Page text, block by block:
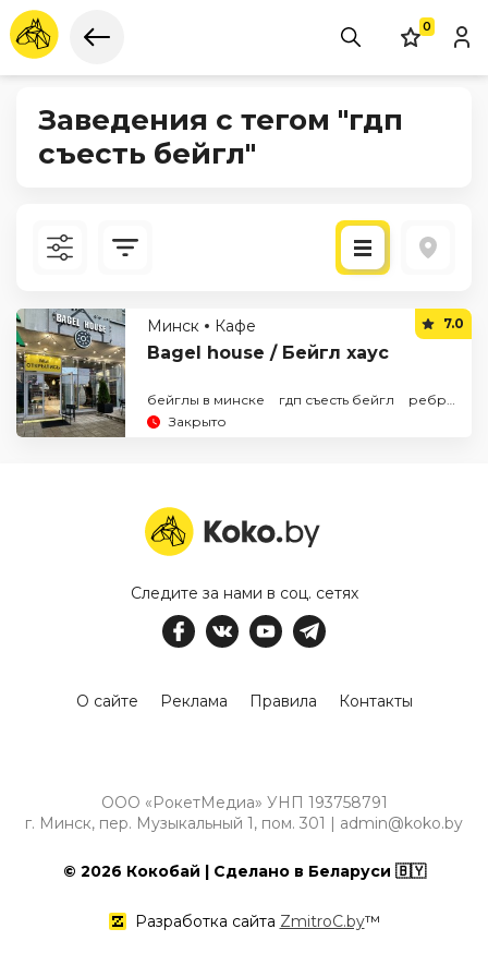
0
Заведения с тегом "гдп
съесть бейгл"
По рейтингуМинск Кафе
Bagel house / Бейгл хаус
7.0
бейглы в минске гдп съесть бейгл
ребра
Закрыто
Следите за нами в соц. сетях
О сайте Реклама Правила Контакты
ООО «РокетМедиа» УНП 193758791
г. Минск, пер. Музыкальный 1, пом. 301 | admin@koko.by
© 2026 Кокобай | Сделано в Беларуси 🇧🇾
Разработка сайта ZmitroC.by™